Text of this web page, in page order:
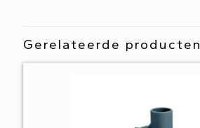
Gerelateerde producten